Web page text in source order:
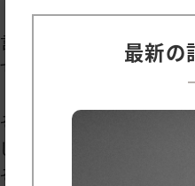
言い方を変えると、「たく
て、価値創造が始まったわ
そこから、勉強の為に、ラ
そこで、たくさんの納得感
最新の